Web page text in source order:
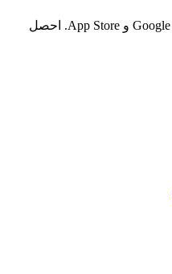
تطبيق الشناوي متاح الآن على Google Play و App Store. احصل